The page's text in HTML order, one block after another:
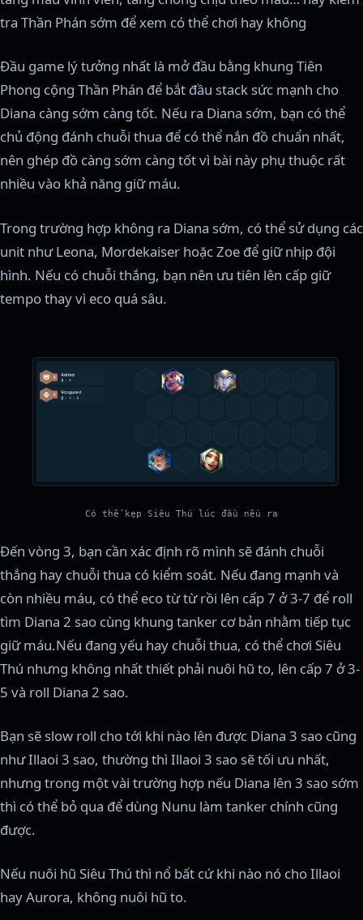
tra Thần Phán sớm để xem có thể chơi hay không
Đầu game lý tưởng nhất là mở đầu bằng khung Tiên
Phong cộng Thần Phán để bắt đầu stack sức mạnh cho
Diana càng sớm càng tốt. Nếu ra Diana sớm, bạn có thể
chủ động đánh chuỗi thua để có thể nắn đồ chuẩn nhất,
nên ghép đồ càng sớm càng tốt vì bài này phụ thuộc rất
nhiều vào khả năng giữ máu.
Trong trường hợp không ra Diana sớm, có thể sử dụng các
unit như Leona, Mordekaiser hoặc Zoe để giữ nhịp đội
hình. Nếu có chuỗi thắng, bạn nên ưu tiên lên cấp giữ
tempo thay vì eco quá sâu.
Có thể kẹp Siêu Thú lúc đầu nếu ra
Đến vòng 3, bạn cần xác định rõ mình sẽ đánh chuỗi
thắng hay chuỗi thua có kiểm soát. Nếu đang mạnh và
còn nhiều máu, có thể eco từ từ rồi lên cấp 7 ở 3-7 để roll
tìm Diana 2 sao cùng khung tanker cơ bản nhằm tiếp tục
giữ máu.Nếu đang yếu hay chuỗi thua, có thể chơi Siêu
Thú nhưng không nhất thiết phải nuôi hũ to, lên cấp 7 ở 3-
5 và roll Diana 2 sao.
Bạn sẽ slow roll cho tới khi nào lên được Diana 3 sao cũng
như Illaoi 3 sao, thường thì Illaoi 3 sao sẽ tối ưu nhất,
nhưng trong một vài trường hợp nếu Diana lên 3 sao sớm
thì có thể bỏ qua để dùng Nunu làm tanker chính cũng
được.
Nếu nuôi hũ Siêu Thú thì nổ bất cứ khi nào nó cho Illaoi
hay Aurora, không nuôi hũ to.